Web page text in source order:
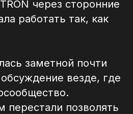
через сторонние
работать так, как
заметной почти
везде, где
перестали позволять